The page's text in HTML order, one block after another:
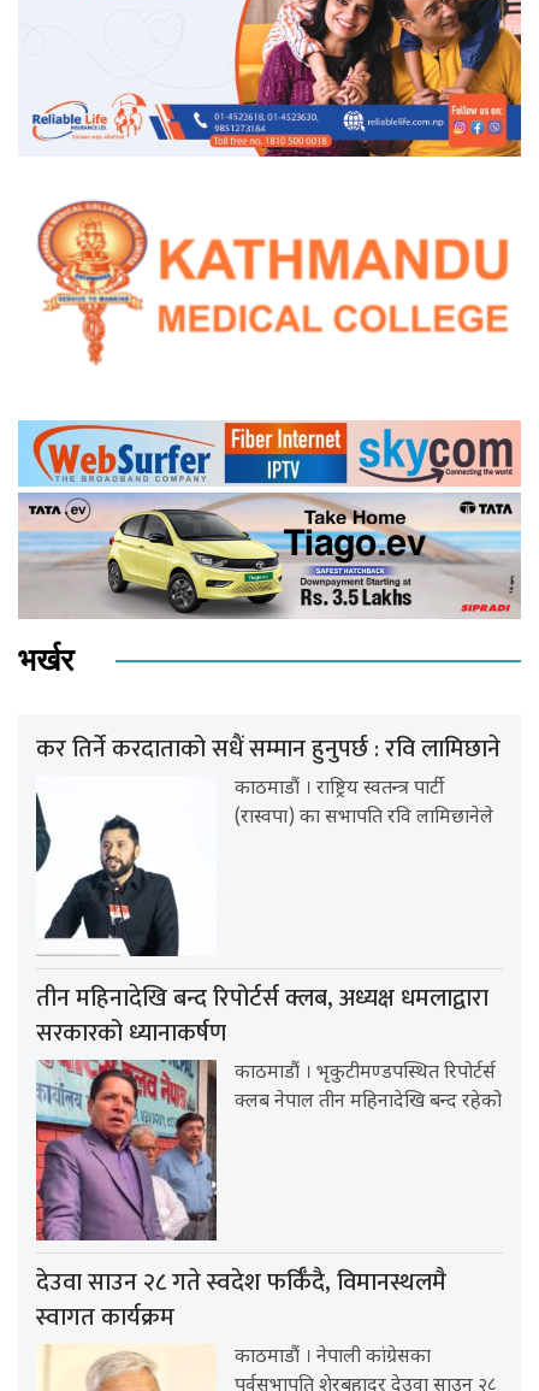
भर्खर
कर तिर्ने करदाताको सधैं सम्मान हुनुपर्छ : रवि लामिछाने
काठमाडौं । राष्ट्रिय स्वतन्त्र पार्टी
(रास्वपा) का सभापति रवि लामिछानेले
तीन महिनादेखि बन्द रिपोर्टर्स क्लब, अध्यक्ष धमलाद्वारा
सरकारको ध्यानाकर्षण
काठमाडौं । भृकुटीमण्डपस्थित रिपोर्टर्स
क्लब नेपाल तीन महिनादेखि बन्द रहेको
देउवा साउन २८ गते स्वदेश फर्किँदै, विमानस्थलमै
स्वागत कार्यक्रम
काठमाडौं । नेपाली कांग्रेसका